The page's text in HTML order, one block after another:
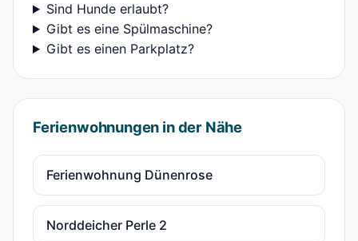
Sind Hunde erlaubt?
Gibt es eine Spülmaschine?
Gibt es einen Parkplatz?
Ferienwohnungen in der Nähe
Ferienwohnung Dünenrose
Norddeicher Perle 2